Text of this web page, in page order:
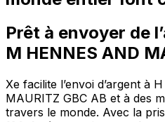
Prêt à envoyer de
M HENNES AND
Xe facilite l’envoi d’argent à
MAURITZ GBC AB et à des
travers le monde. Avec la